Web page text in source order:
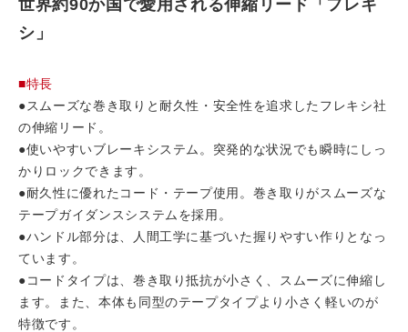
世界約90か国で愛用される伸縮リード「フレキ
シ」
■特長
●スムーズな巻き取りと耐久性・安全性を追求したフレキシ社
の伸縮リード。
●使いやすいブレーキシステム。突発的な状況でも瞬時にしっ
かりロックできます。
●耐久性に優れたコード・テープ使用。巻き取りがスムーズな
テープガイダンスシステムを採用。
●ハンドル部分は、人間工学に基づいた握りやすい作りとなっ
ています。
●コードタイプは、巻き取り抵抗が小さく、スムーズに伸縮し
ます。また、本体も同型のテープタイプより小さく軽いのが
特徴です。